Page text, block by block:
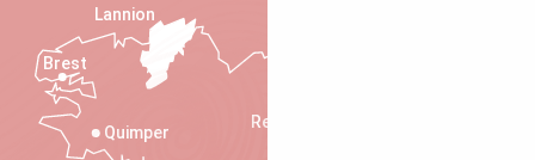
Rennes
Quimper
Lannion
Brest